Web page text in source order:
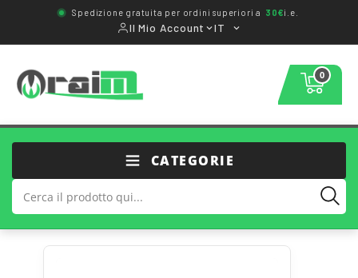
Spedizione gratuita per ordini superiori a 30€i.e.
Il Mio Account IT
0
CATEGORIE